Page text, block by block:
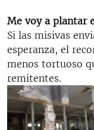
Me voy a plantar
Si las misivas
esperanza, el
menos tortuoso
remitentes.